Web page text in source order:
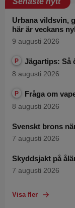
Urbana vildsvin,
här är veckans
9 augusti 2026
P Jägartips: Så
8 augusti 2026
P Fråga om
8 augusti 2026
Svenskt brons
7 augusti 2026
Skyddsjakt på
7 augusti 2026
Visa fler